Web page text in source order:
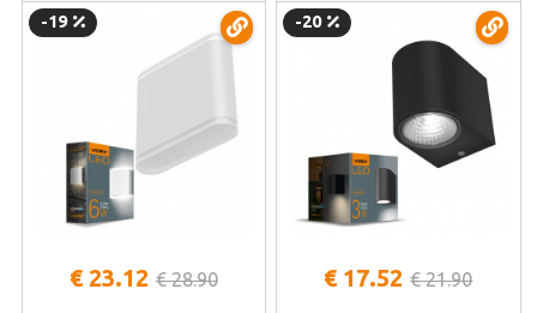
valgusvihk | VL-AR06-062W
-19
€ 23.12 € 28.90
AR031-032B
-20
€ 17.52 € 21.90